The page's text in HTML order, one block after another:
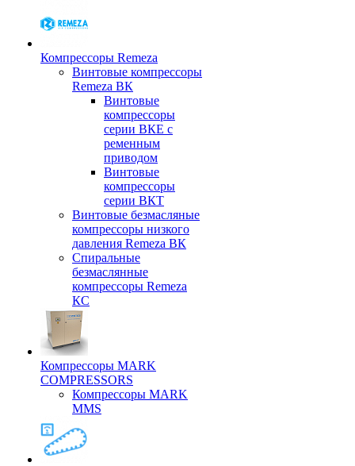
Компрессоры Remeza
Винтовые компрессоры
Remeza ВК
Винтовые
компрессоры
серии ВКЕ с
ременным
приводом
Винтовые
компрессоры
серии ВКТ
Винтовые безмасляные
компрессоры низкого
давления Remeza ВК
Спиральные
безмаслянные
компрессоры Remeza
КС
Компрессоры MARK
COMPRESSORS
Компрессоры MARK
MMS